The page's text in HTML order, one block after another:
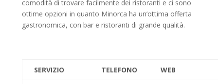
comodità di trovare facilmente dei ristoranti e ci sono
ottime opzioni in quanto Minorca ha un’ottima offerta
gastronomica, con bar e ristoranti di grande qualità.
SERVIZIO TELEFONO WEB